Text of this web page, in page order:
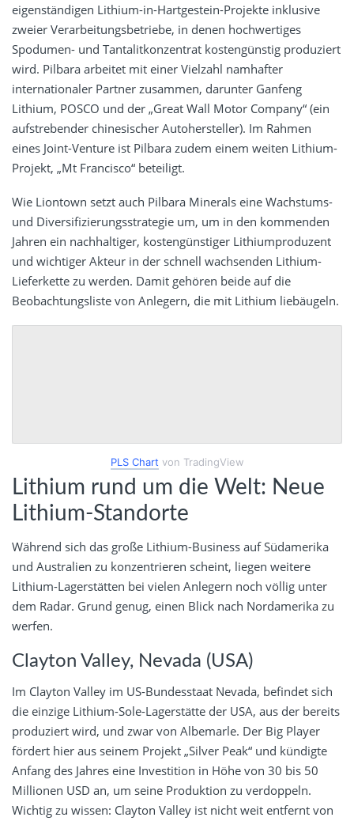
eigenständigen Lithium-in-Hartgestein-Projekte inklusive
zweier Verarbeitungsbetriebe, in denen hochwertiges
Spodumen- und Tantalitkonzentrat kostengünstig produziert
wird. Pilbara arbeitet mit einer Vielzahl namhafter
internationaler Partner zusammen, darunter Ganfeng
Lithium, POSCO und der „Great Wall Motor Company“ (ein
aufstrebender chinesischer Autohersteller). Im Rahmen
eines Joint-Venture ist Pilbara zudem einem weiten Lithium-
Projekt, „Mt Francisco“ beteiligt.
Wie Liontown setzt auch Pilbara Minerals eine Wachstums-
und Diversifizierungsstrategie um, um in den kommenden
Jahren ein nachhaltiger, kostengünstiger Lithiumproduzent
und wichtiger Akteur in der schnell wachsenden Lithium-
Lieferkette zu werden. Damit gehören beide auf die
Beobachtungsliste von Anlegern, die mit Lithium liebäugeln.
PLS Chart von TradingView
Lithium rund um die Welt: Neue
Lithium-Standorte
Während sich das große Lithium-Business auf Südamerika
und Australien zu konzentrieren scheint, liegen weitere
Lithium-Lagerstätten bei vielen Anlegern noch völlig unter
dem Radar. Grund genug, einen Blick nach Nordamerika zu
werfen.
Clayton Valley, Nevada (USA)
Im Clayton Valley im US-Bundesstaat Nevada, befindet sich
die einzige Lithium-Sole-Lagerstätte der USA, aus der bereits
produziert wird, und zwar von Albemarle. Der Big Player
fördert hier aus seinem Projekt „Silver Peak“ und kündigte
Anfang des Jahres eine Investition in Höhe von 30 bis 50
Millionen USD an, um seine Produktion zu verdoppeln.
Wichtig zu wissen: Clayton Valley ist nicht weit entfernt von